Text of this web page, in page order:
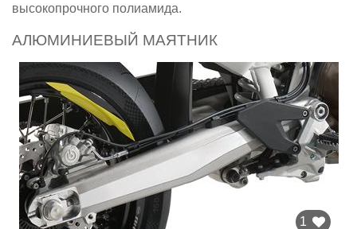
высокопрочного полиамида.
АЛЮМИНИЕВЫЙ МАЯТНИК
1